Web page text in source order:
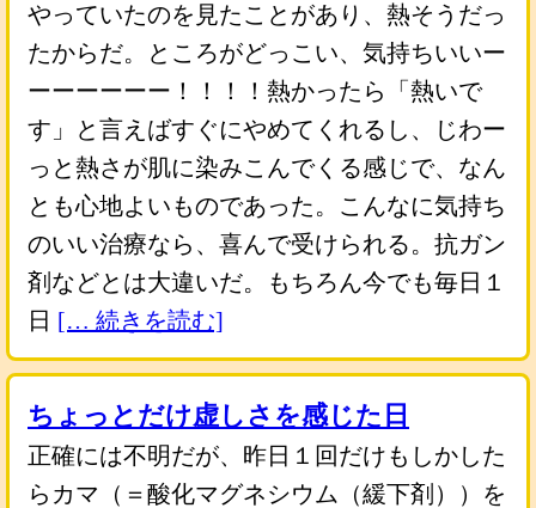
やっていたのを見たことがあり、熱そうだっ
たからだ。ところがどっこい、気持ちいいー
ーーーーーー！！！！熱かったら「熱いで
す」と言えばすぐにやめてくれるし、じわー
っと熱さが肌に染みこんでくる感じで、なん
とも心地よいものであった。こんなに気持ち
のいい治療なら、喜んで受けられる。抗ガン
剤などとは大違いだ。もちろん今でも毎日１
日 [… 続きを読む]
ちょっとだけ虚しさを感じた日
正確には不明だが、昨日１回だけもしかした
らカマ（＝酸化マグネシウム（緩下剤））を